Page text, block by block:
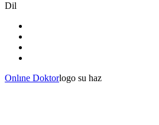
Dil
Onlıne Doktorlogo su haz